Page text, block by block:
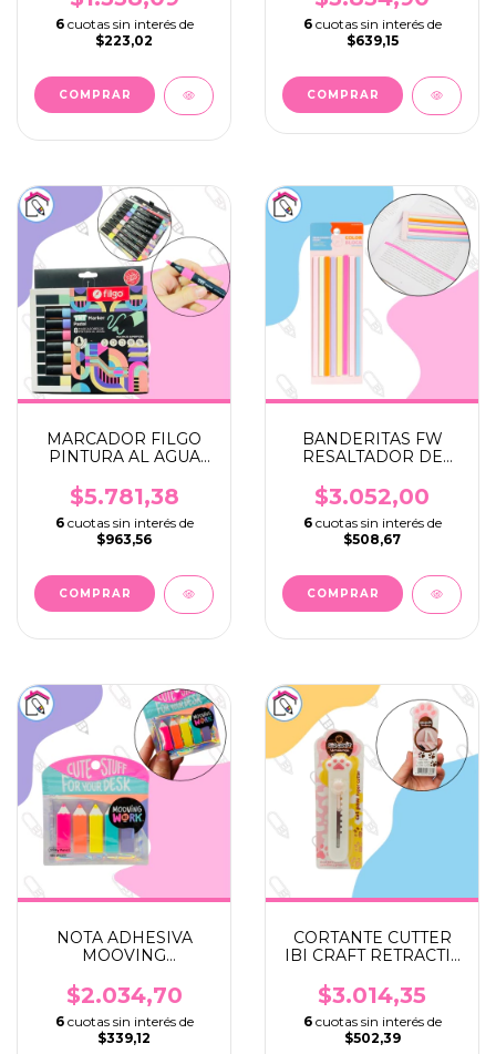
6 cuotas sin interés de
$223,02
6 cuotas sin interés de
$639,15
COMPRAR
MARCADOR FILGO
PINTURA AL AGUA
$5.781,38
6 cuotas sin interés de
$963,56
BANDERITAS FW
RESALTADOR DE
$3.052,00
6 cuotas sin interés de
$508,67
NOTA ADHESIVA
MOOVING
FLUO X 125
$2.034,70
6 cuotas sin interés de
$339,12
CORTANTE CUTTER
IBI CRAFT RETRACTIL
$3.014,35
6 cuotas sin interés de
$502,39